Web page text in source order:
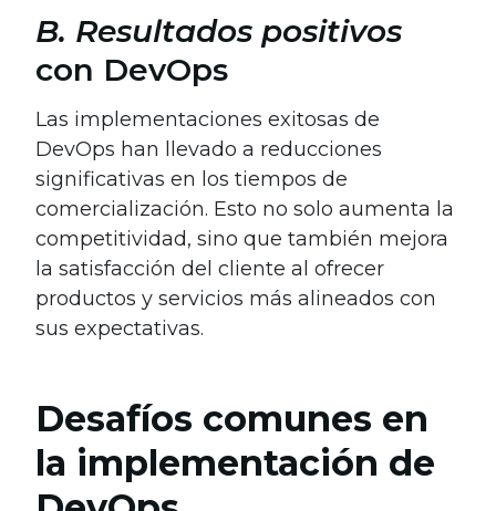
B. Resultados positivos
con DevOps
Las implementaciones exitosas de
DevOps han llevado a reducciones
significativas en los tiempos de
comercialización. Esto no solo aumenta la
competitividad, sino que también mejora
la satisfacción del cliente al ofrecer
productos y servicios más alineados con
sus expectativas.
Desafíos comunes en
la implementación de